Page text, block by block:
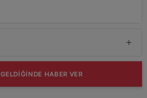
GELDİĞİNDE HABER VER